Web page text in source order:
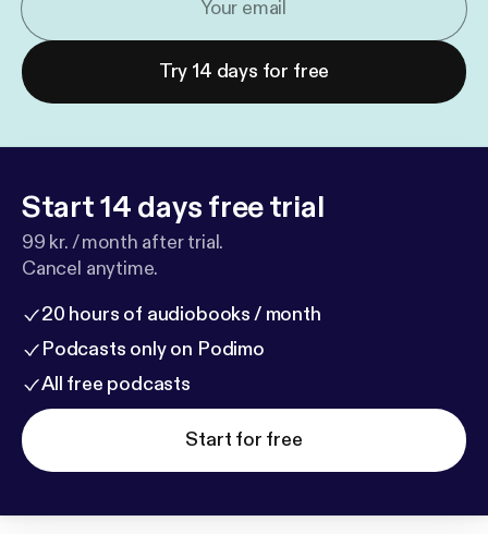
Try 14 days for free
Start 14 days free trial
99 kr. / month after trial.
Cancel anytime.
20 hours of audiobooks / month
Podcasts only on Podimo
All free podcasts
Start for free